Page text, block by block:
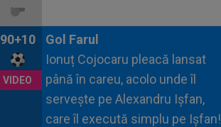
90+10
Gol Farul
Ionuț Cojocaru pleacă lansat
până în careu, acolo unde îl
servește pe Alexandru Ișfan,
care îl execută simplu pe Ișfan!